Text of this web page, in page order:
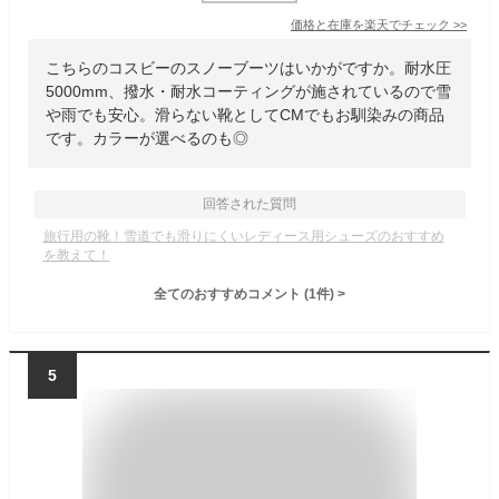
価格と在庫を楽天でチェック >>
こちらのコスビーのスノーブーツはいかがですか。耐水圧
5000mm、撥水・耐水コーティングが施されているので雪
や雨でも安心。滑らない靴としてCMでもお馴染みの商品
です。カラーが選べるのも◎
回答された質問
旅行用の靴！雪道でも滑りにくいレディース用シューズのおすすめ
を教えて！
全てのおすすめコメント (1件) >
5